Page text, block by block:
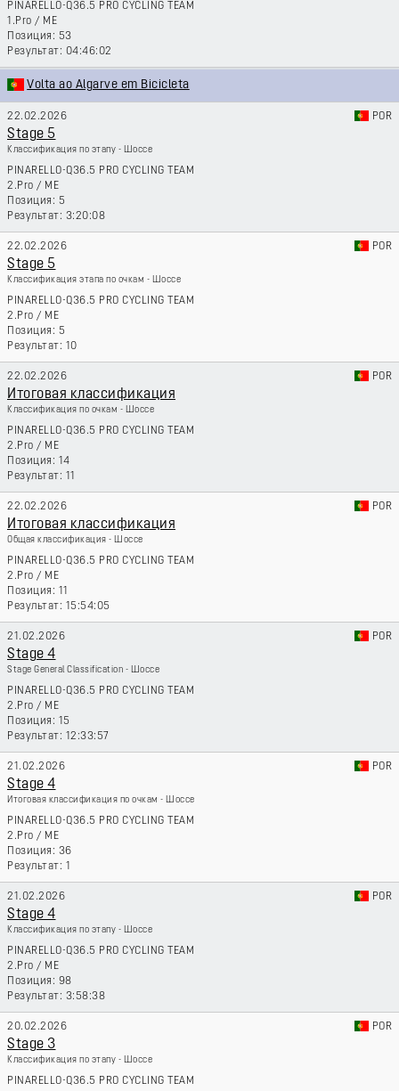
PINARELLO-Q36.5 PRO CYCLING TEAM
1.Pro / ME
53
04:46:02
Volta ao Algarve em Bicicleta
22.02.2026 POR
Stage 5
Классификация по этапу - Шоссе
PINARELLO-Q36.5 PRO CYCLING TEAM
2.Pro / ME
5
3:20:08
22.02.2026 POR
Stage 5
Классификация этапа по очкам - Шоссе
PINARELLO-Q36.5 PRO CYCLING TEAM
2.Pro / ME
5
10
22.02.2026 POR
Итоговая классификация
Классификация по очкам - Шоссе
PINARELLO-Q36.5 PRO CYCLING TEAM
2.Pro / ME
14
11
22.02.2026 POR
Итоговая классификация
Общая классификация - Шоссе
PINARELLO-Q36.5 PRO CYCLING TEAM
2.Pro / ME
11
15:54:05
21.02.2026 POR
Stage 4
Stage General Classification - Шоссе
PINARELLO-Q36.5 PRO CYCLING TEAM
2.Pro / ME
15
12:33:57
21.02.2026 POR
Stage 4
Итоговая классификация по очкам - Шоссе
PINARELLO-Q36.5 PRO CYCLING TEAM
2.Pro / ME
36
1
21.02.2026 POR
Stage 4
Классификация по этапу - Шоссе
PINARELLO-Q36.5 PRO CYCLING TEAM
2.Pro / ME
98
3:58:38
20.02.2026 POR
Stage 3
Классификация по этапу - Шоссе
PINARELLO-Q36.5 PRO CYCLING TEAM